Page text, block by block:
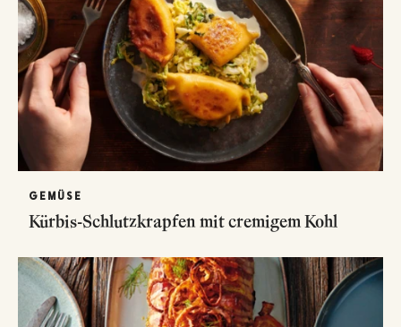
GEMÜSE
Kürbis-Schlutzkrapfen mit cremigem Kohl